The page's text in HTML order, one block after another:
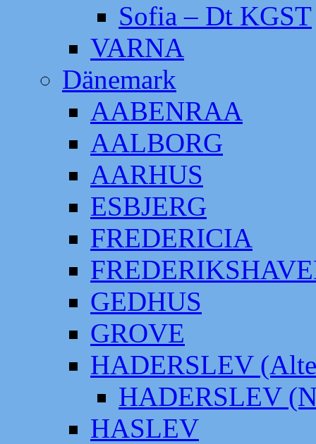
Sofia – Dt KGST
VARNA
Dänemark
AABENRAA
AALBORG
AARHUS
ESBJERG
FREDERICIA
GEDHUS
GROVE
HADERSLEV
HADERSLEV
HASLEV